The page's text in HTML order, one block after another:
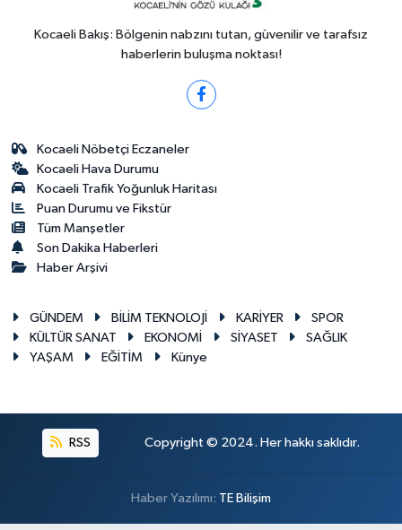
Kocaeli Bakış: Bölgenin nabzını tutan, güvenilir ve tarafsız
haberlerin buluşma noktası!
Kocaeli Nöbetçi Eczaneler
Kocaeli Hava Durumu
Kocaeli Trafik Yoğunluk Haritası
Puan Durumu ve Fikstür
Tüm Manşetler
Son Dakika Haberleri
Haber Arşivi
GÜNDEM BİLİM TEKNOLOJİ KARİYER
SPOR
KÜLTÜR SANAT
EKONOMİ SİYASET
SAĞLIK
YAŞAM
EĞİTİM Künye
RSS Copyright © 2024. Her hakkı saklıdır.
Haber Yazılımı: TE Bilişim